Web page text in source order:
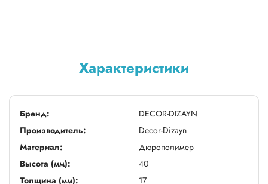
Характеристики
Бренд:
DECOR-DIZAYN
Производитель:
Decor-Dizayn
Материал:
Дюрополимер
Высота (мм):
40
Толщина (мм):
17